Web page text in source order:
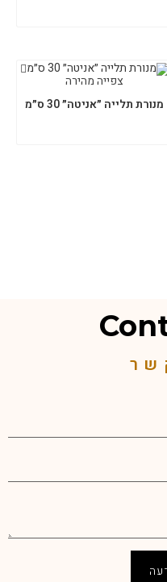
צפייה מהירה
מנורת תלייה ״אניטה״ 30 ס״מ